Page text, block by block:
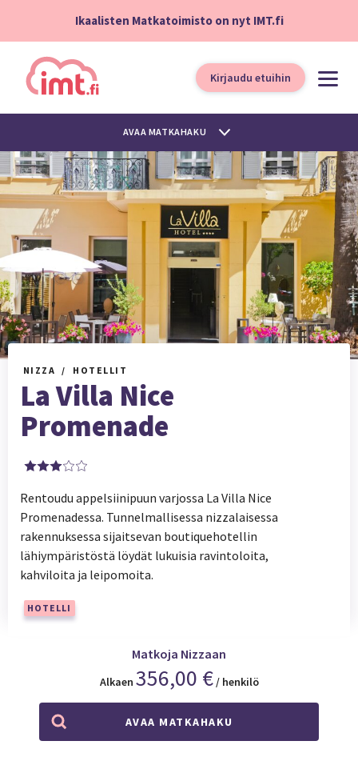
Ikaalisten Matkatoimisto on nyt IMT.fi
Kirjaudu etuihin
AVAA MATKAHAKU
NIZZA HOTELLIT
La Villa Nice
Promenade
Rentoudu appelsiinipuun varjossa La Villa Nice
Promenadessa. Tunnelmallisessa nizzalaisessa
rakennuksessa sijaitsevan boutiquehotellin
lähiympäristöstä löydät lukuisia ravintoloita,
kahviloita ja leipomoita.
HOTELLI
Matkoja Nizzaan
Alkaen 356,00 €/ henkilö
AVAA MATKAHAKU